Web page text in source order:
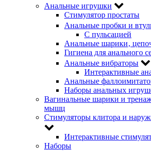
Анальные игрушки
Стимулятор простаты
Анальные пробки и
С пульсацией
Анальные шарики‚
Гигиена для анального
Анальные вибраторы
Интерактивные
Анальные
Наборы анальных
Вагинальные шарики и
мышц
Стимуляторы клитора и
Интерактивные
Наборы